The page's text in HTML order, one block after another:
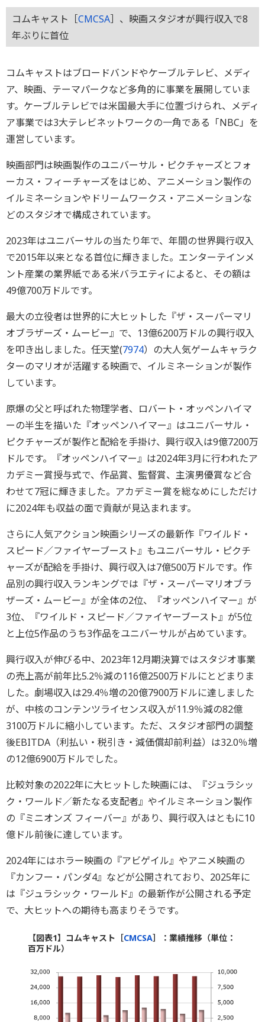
コムキャスト［CMCSA］、映画スタジオが興行収入で8
年ぶりに首位
コムキャストはブロードバンドやケーブルテレビ、メディ
ア、映画、テーマパークなど多角的に事業を展開していま
す。ケーブルテレビでは米国最大手に位置づけられ、メディ
ア事業では3大テレビネットワークの一角である「NBC」を
運営しています。
映画部門は映画製作のユニバーサル・ピクチャーズとフォ
ーカス・フィーチャーズをはじめ、アニメーション製作の
イルミネーションやドリームワークス・アニメーションな
どのスタジオで構成されています。
2023年はユニバーサルの当たり年で、年間の世界興行収入
で2015年以来となる首位に輝きました。エンターテインメ
ント産業の業界紙である米バラエティによると、その額は
49億700万ドルです。
最大の立役者は世界的に大ヒットした『ザ・スーパーマリ
オブラザーズ・ムービー』で、13億6200万ドルの興行収入
を叩き出しました。任天堂(7974）の大人気ゲームキャラク
ターのマリオが活躍する映画で、イルミネーションが製作
しています。
原爆の父と呼ばれた物理学者、ロバート・オッペンハイマ
ーの半生を描いた『オッペンハイマー』はユニバーサル・
ピクチャーズが製作と配給を手掛け、興行収入は9億7200万
ドルです。『オッペンハイマー』は2024年3月に行われたア
カデミー賞授与式で、作品賞、監督賞、主演男優賞など合
わせて7冠に輝きました。アカデミー賞を総なめにしただけ
に2024年も収益の面で貢献が見込まれます。
さらに人気アクション映画シリーズの最新作『ワイルド・
スピード／ファイヤーブースト』もユニバーサル・ピクチ
ャーズが配給を手掛け、興行収入は7億500万ドルです。作
品別の興行収入ランキングでは『ザ・スーパーマリオブラ
ザーズ・ムービー』が全体の2位、『オッペンハイマー』が
3位、『ワイルド・スピード／ファイヤーブースト』が5位
と上位5作品のうち3作品をユニバーサルが占めています。
興行収入が伸びる中、2023年12月期決算ではスタジオ事業
の売上高が前年比5.2％減の116億2500万ドルにとどまりま
した。劇場収入は29.4％増の20億7900万ドルに達しました
が、中核のコンテンツライセンス収入が11.9％減の82億
3100万ドルに縮小しています。ただ、スタジオ部門の調整
後EBITDA（利払い・税引き・減価償却前利益）は32.0％増
の12億6900万ドルでした。
比較対象の2022年に大ヒットした映画には、『ジュラシッ
ク・ワールド／新たなる支配者』やイルミネーション製作
の『ミニオンズ フィーバー』があり、興行収入はともに10
億ドル前後に達しています。
2024年にはホラー映画の『アビゲイル』やアニメ映画の
『カンフー・パンダ4』などが公開されており、2025年に
は『ジュラシック・ワールド』の最新作が公開される予定
で、大ヒットへの期待も高まりそうです。
【図表1】コムキャスト［CMCSA］：業績推移（単位：
百万ドル）